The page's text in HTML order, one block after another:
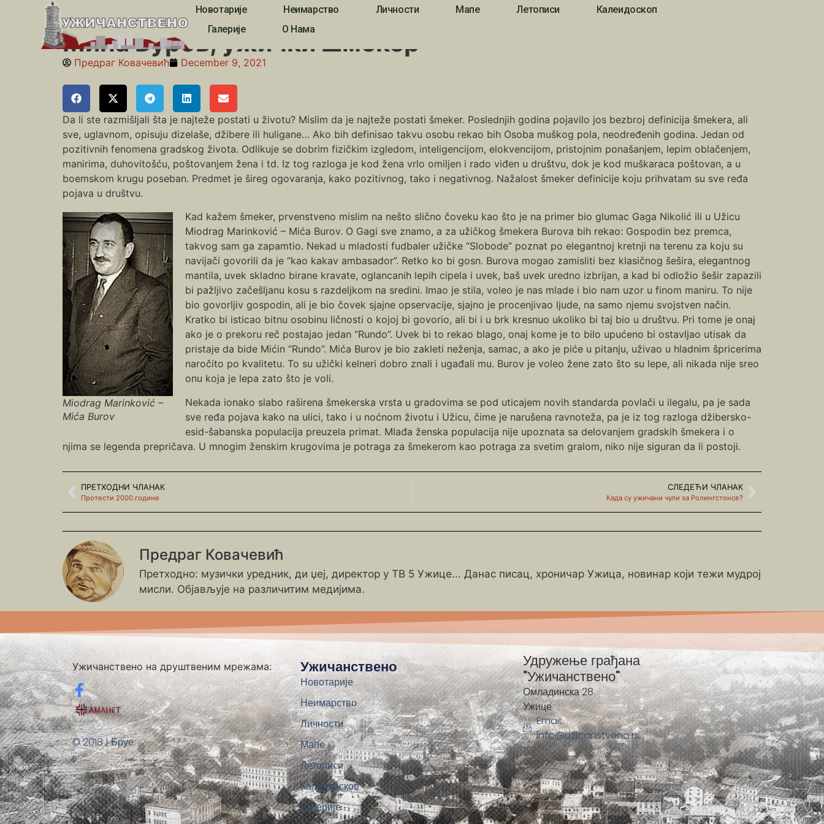
Новотарије Неимарство Личности Мапе Летописи
Калеидоскоп
Галерије
О Нама
Мића Буров, ужички шмекер
Мића Буров, ужички шмекер
Предраг Ковачевић December 9, 2021
Da li ste razmišljali šta je najteže postati u životu? Mislim da je najteže postati šmeker. Poslednjih godina pojavilo jos bezbroj definicija šmekera, ali
sve, uglavnom, opisuju dizelaše, džibere ili huligane… Ako bih definisao takvu osobu rekao bih Osoba muškog pola, neodređenih godina. Jedan od
pozitivnih fenomena gradskog života. Odlikuje se dobrim fizičkim izgledom, inteligencijom, elokvencijom, pristojnim ponašanjem, lepim oblačenjem,
manirima, duhovitošću, poštovanjem žena i td. Iz tog razloga je kod žena vrlo omiljen i rado viđen u društvu, dok je kod muškaraca poštovan, a u
boemskom krugu poseban. Predmet je šireg ogovaranja, kako pozitivnog, tako i negativnog. Nažalost šmeker definicije koju prihvatam su sve ređa
pojava u društvu.
Miodrag Marinković –
Mića Burov
Kad kažem šmeker, prvenstveno mislim na nešto slično čoveku kao što je na primer bio glumac Gaga Nikolić ili u Užicu
Miodrag Marinković – Mića Burov. O Gagi sve znamo, a za užičkog šmekera Burova bih rekao: Gospodin bez premca,
takvog sam ga zapamtio. Nekad u mladosti fudbaler užičke “Slobode” poznat po elegantnoj kretnji na terenu za koju su
navijači govorili da je “kao kakav ambasador”. Retko ko bi gosn. Burova mogao zamisliti bez klasičnog šešira, elegantnog
mantila, uvek skladno birane kravate, oglancanih lepih cipela i uvek, baš uvek uredno izbrijan, a kad bi odložio šešir zapazili
bi pažljivo začešljanu kosu s razdeljkom na sredini. Imao je stila, voleo je nas mlade i bio nam uzor u finom maniru. To nije
bio govorljiv gospodin, ali je bio čovek sjajne opservacije, sjajno je procenjivao ljude, na samo njemu svojstven način.
Kratko bi isticao bitnu osobinu ličnosti o kojoj bi govorio, ali bi i u brk kresnuo ukoliko bi taj bio u društvu. Pri tome je onaj
ako je o prekoru reč postajao jedan “Rundo”. Uvek bi to rekao blago, onaj kome je to bilo upućeno bi ostavljao utisak da
pristaje da bide Mićin “Rundo”. Mića Burov je bio zakleti neženja, samac, a ako je piće u pitanju, uživao u hladnim špricerima
naročito po kvalitetu. To su užički kelneri dobro znali i ugađali mu. Burov je voleo žene zato što su lepe, ali nikada nije sreo
onu koja je lepa zato što je voli.
Nekada ionako slabo raširena šmekerska vrsta u gradovima se pod uticajem novih standarda povlači u ilegalu, pa je sada
sve ređa pojava kako na ulici, tako i u noćnom životu i Užicu, čime je narušena ravnoteža, pa je iz tog razloga džibersko-
esid-šabanska populacija preuzela primat. Mlađa ženska populacija nije upoznata sa delovanjem gradskih šmekera i o
njima se legenda prepričava. U mnogim ženskim krugovima je potraga za šmekerom kao potraga za svetim gralom, niko nije siguran da li postoji.
ПРЕТХОДНИ ЧЛАНАК
Протести 2000.године
СЛЕДЕЋИ ЧЛАНАК
Када су ужичани чули за Ролингстонсе?
Предраг Ковачевић
Претходно: музички уредник, ди џеј, директор у ТВ 5 Ужице... Данас писац, хроничар Ужица, новинар који тежи мудрој
мисли. Објављује на различитим медијима.
Ужичанствено на друштвеним мрежама:
© 2018 | Бруе
Ужичанствено
Новотарије
Неимарство
Личности
Мапе
Летописи
Калеидоскоп
Галерије
Удружење грађана
"Ужичанствено"
Омладинска 28
Ужице
Email:
info@uzicanstveno.rs